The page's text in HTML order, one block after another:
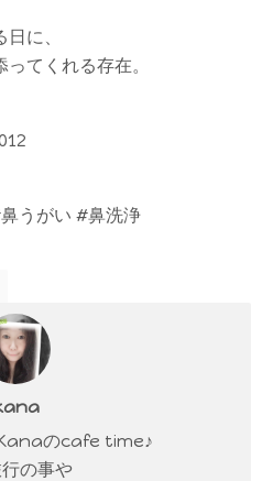
に、
てくれる存在。
うがい #鼻洗浄
のcafe time♪
の事や